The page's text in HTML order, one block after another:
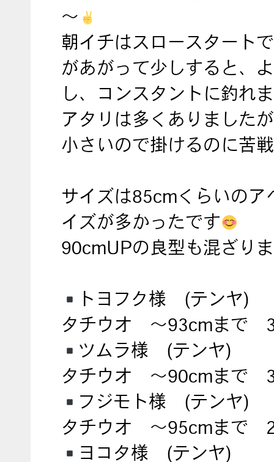
～
朝イチはスロースタート
があがって少しすると、
し、コンスタントに釣れ
アタリは多くありました
小さいので掛けるのに苦
サイズは85cmくらいのア
イズが多かったです
90cmUPの良型も混ざり
トヨフク様 (テンヤ)
タチウオ ～93cmまで
ツムラ様 (テンヤ)
タチウオ ～90cmまで
フジモト様 (テンヤ)
タチウオ ～95cmまで
ヨコタ様 (テンヤ)